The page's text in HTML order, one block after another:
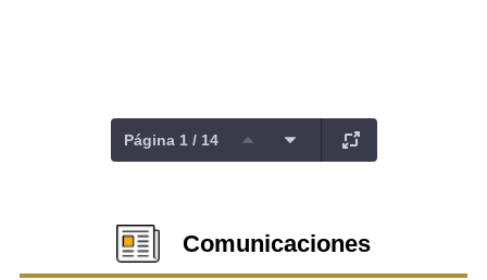
Página 1 / 14
Comunicaciones